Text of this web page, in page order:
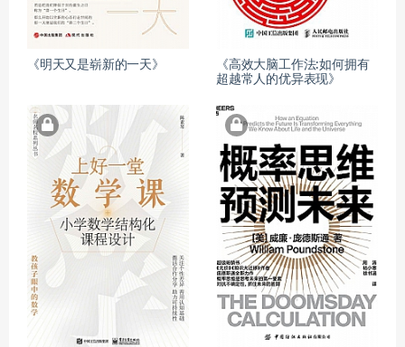
《明天又是崭新的一天》
《高效大脑工作法:如何拥有
超越常人的优异表现》